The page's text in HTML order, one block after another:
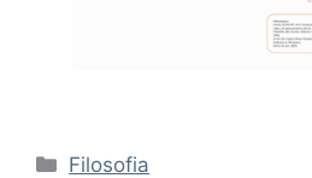
Categorias
Filosofia